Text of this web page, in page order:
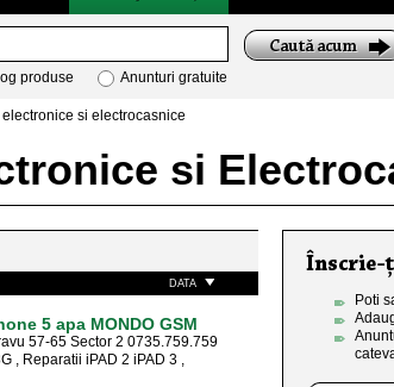
produse Anunturi gratuite
si electrocasnice
si
DATA
5 apa MONDO GSM
57-65 Sector 2 0735.759.759
, Reparatii iPAD 2 iPAD 3 ,
Poti